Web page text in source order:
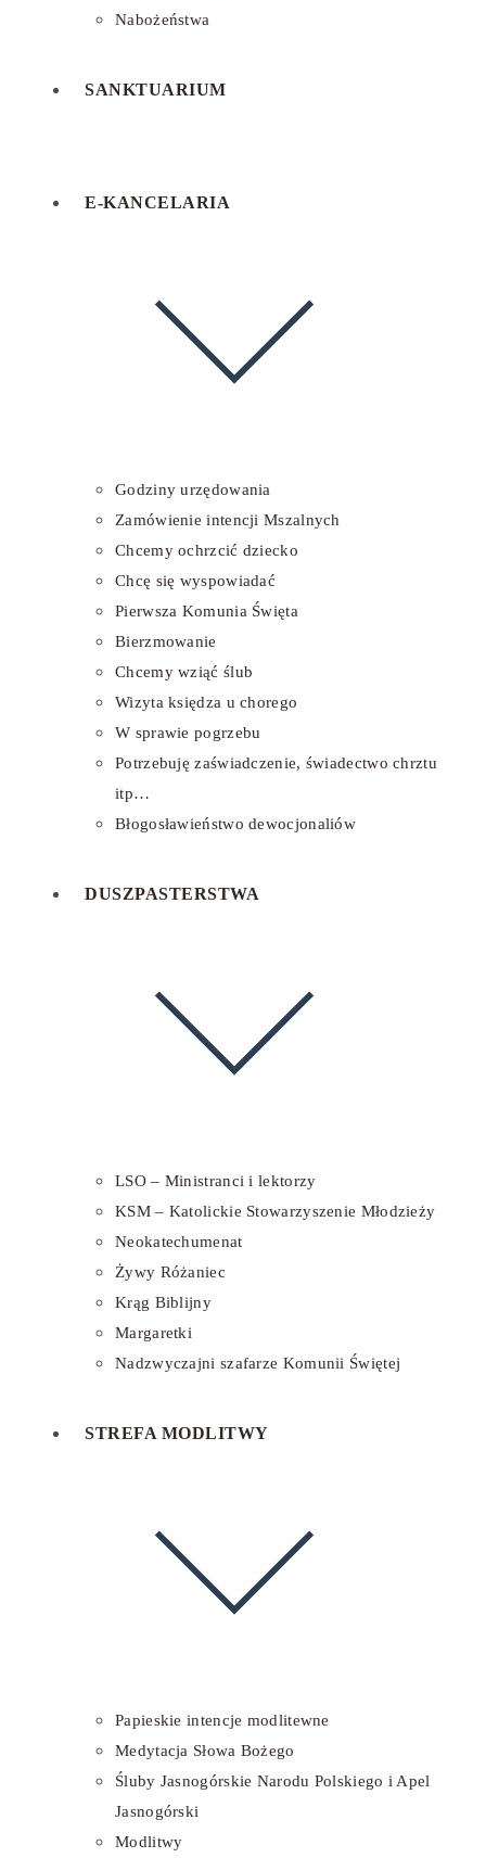
Nabożeństwa
SANKTUARIUM
E-KANCELARIA
Godziny urzędowania
Zamówienie intencji Mszalnych
Chcemy ochrzcić dziecko
Chcę się wyspowiadać
Pierwsza Komunia Święta
Bierzmowanie
Chcemy wziąć ślub
Wizyta księdza u chorego
W sprawie pogrzebu
Potrzebuję zaświadczenie, świadectwo chrztu
itp…
Błogosławieństwo dewocjonaliów
DUSZPASTERSTWA
LSO – Ministranci i lektorzy
KSM – Katolickie Stowarzyszenie Młodzieży
Neokatechumenat
Żywy Różaniec
Krąg Biblijny
Margaretki
Nadzwyczajni szafarze Komunii Świętej
STREFA MODLITWY
Papieskie intencje modlitewne
Medytacja Słowa Bożego
Śluby Jasnogórskie Narodu Polskiego i Apel
Jasnogórski
Modlitwy